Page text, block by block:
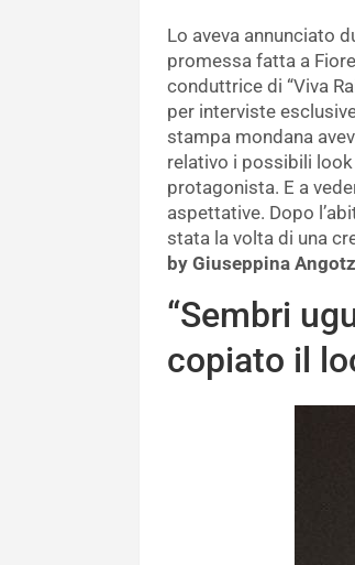
Lo aveva annunciato
promessa fatta a
conduttrice di “Viva
per interviste
stampa mondana
relativo i possibili
protagonista. E a
aspettative. Dopo
stata la volta di una
by Giuseppina
“Sembri
copiato il